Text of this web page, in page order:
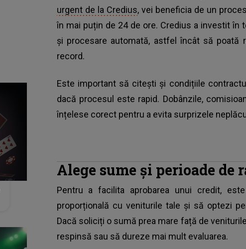
urgent de la Credius, vei beneficia de un
în mai puțin de 24 de ore. Credius a investit în
și procesare automată, astfel încât să poată
record.
Este important să citești și condițiile
dacă procesul este rapid. Dobânzile,
înțelese corect pentru a evita surprizele
Alege sume și perioade de
Pentru a facilita aprobarea unui credit,
proporțională cu veniturile tale și să optezi
Dacă soliciți o sumă prea mare față de
respinsă sau să dureze mai mult evaluarea.